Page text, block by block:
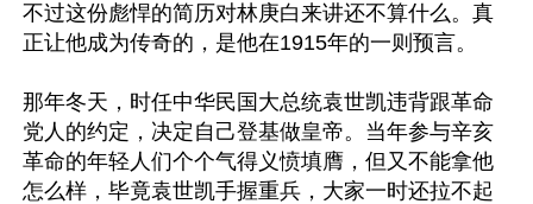
不过这份彪悍的简历对林庚白来讲还不算什么。真
正让他成为传奇的，是他在1915年的一则预言。
那年冬天，时任中华民国大总统袁世凯违背跟革命
党人的约定，决定自己登基做皇帝。当年参与辛亥
革命的年轻人们个个气得义愤填膺，但又不能拿他
怎么样，毕竟袁世凯手握重兵，大家一时还拉不起